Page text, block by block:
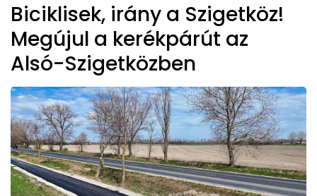
Biciklisek, irány a Szigetköz!
Megújul a kerékpárút az
Alsó-Szigetközben